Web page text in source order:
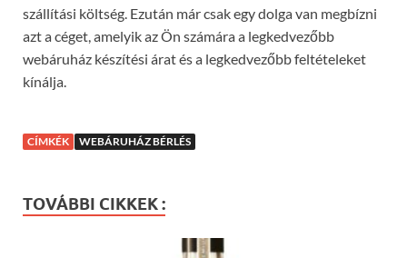
szállítási költség. Ezután már csak egy dolga van megbízni
azt a céget, amelyik az Ön számára a legkedvezőbb
webáruház készítési árat és a legkedvezőbb feltételeket
kínálja.
CÍMKÉK WEBÁRUHÁZ BÉRLÉS
TOVÁBBI CIKKEK :